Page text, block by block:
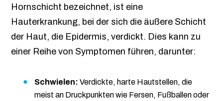
Hornschicht bezeichnet, ist eine
Hauterkrankung, bei der sich die äußere Schicht
der Haut, die Epidermis, verdickt. Dies kann zu
einer Reihe von Symptomen führen, darunter:
Schwielen: Verdickte, harte Hautstellen, die
meist an Druckpunkten wie Fersen, Fußballen oder